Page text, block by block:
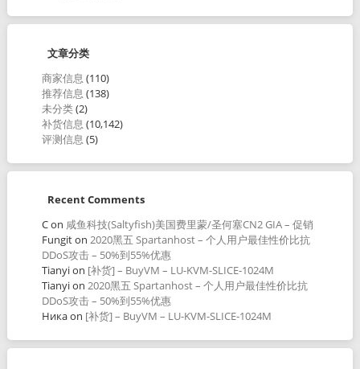
文章分类
商家信息 (110)
推荐信息 (138)
未分类(2)
补货信息 (10,142)
评测信息 (5)
Recent Comments
Con 咸鱼科技(Saltyfish)美国费里蒙/圣何塞CN2 GIA – 促销
Fungiton 2020黑五 Spartanhost – 个人用户最佳性价比抗
DDoS攻击 – 50%到55%优惠
Tianyion [补货] – BuyVM – LU-KVM-SLICE-1024M
Tianyion 2020黑五 Spartanhost – 个人用户最佳性价比抗
DDoS攻击 – 50%到55%优惠
Никаon [补货] – BuyVM – LU-KVM-SLICE-1024M